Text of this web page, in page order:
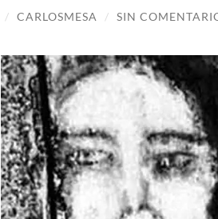
/ CARLOSMESA / SIN